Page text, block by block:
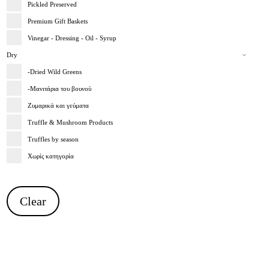
Pickled Preserved
Premium Gift Baskets
Vinegar - Dressing - Oil - Syrup
Dry
-Dried Wild Greens
-Μανιτάρια του βουνού
Ζυμαρικά και γεύματα
Truffle & Mushroom Products
Truffles by season
Χωρίς κατηγορία
Clear